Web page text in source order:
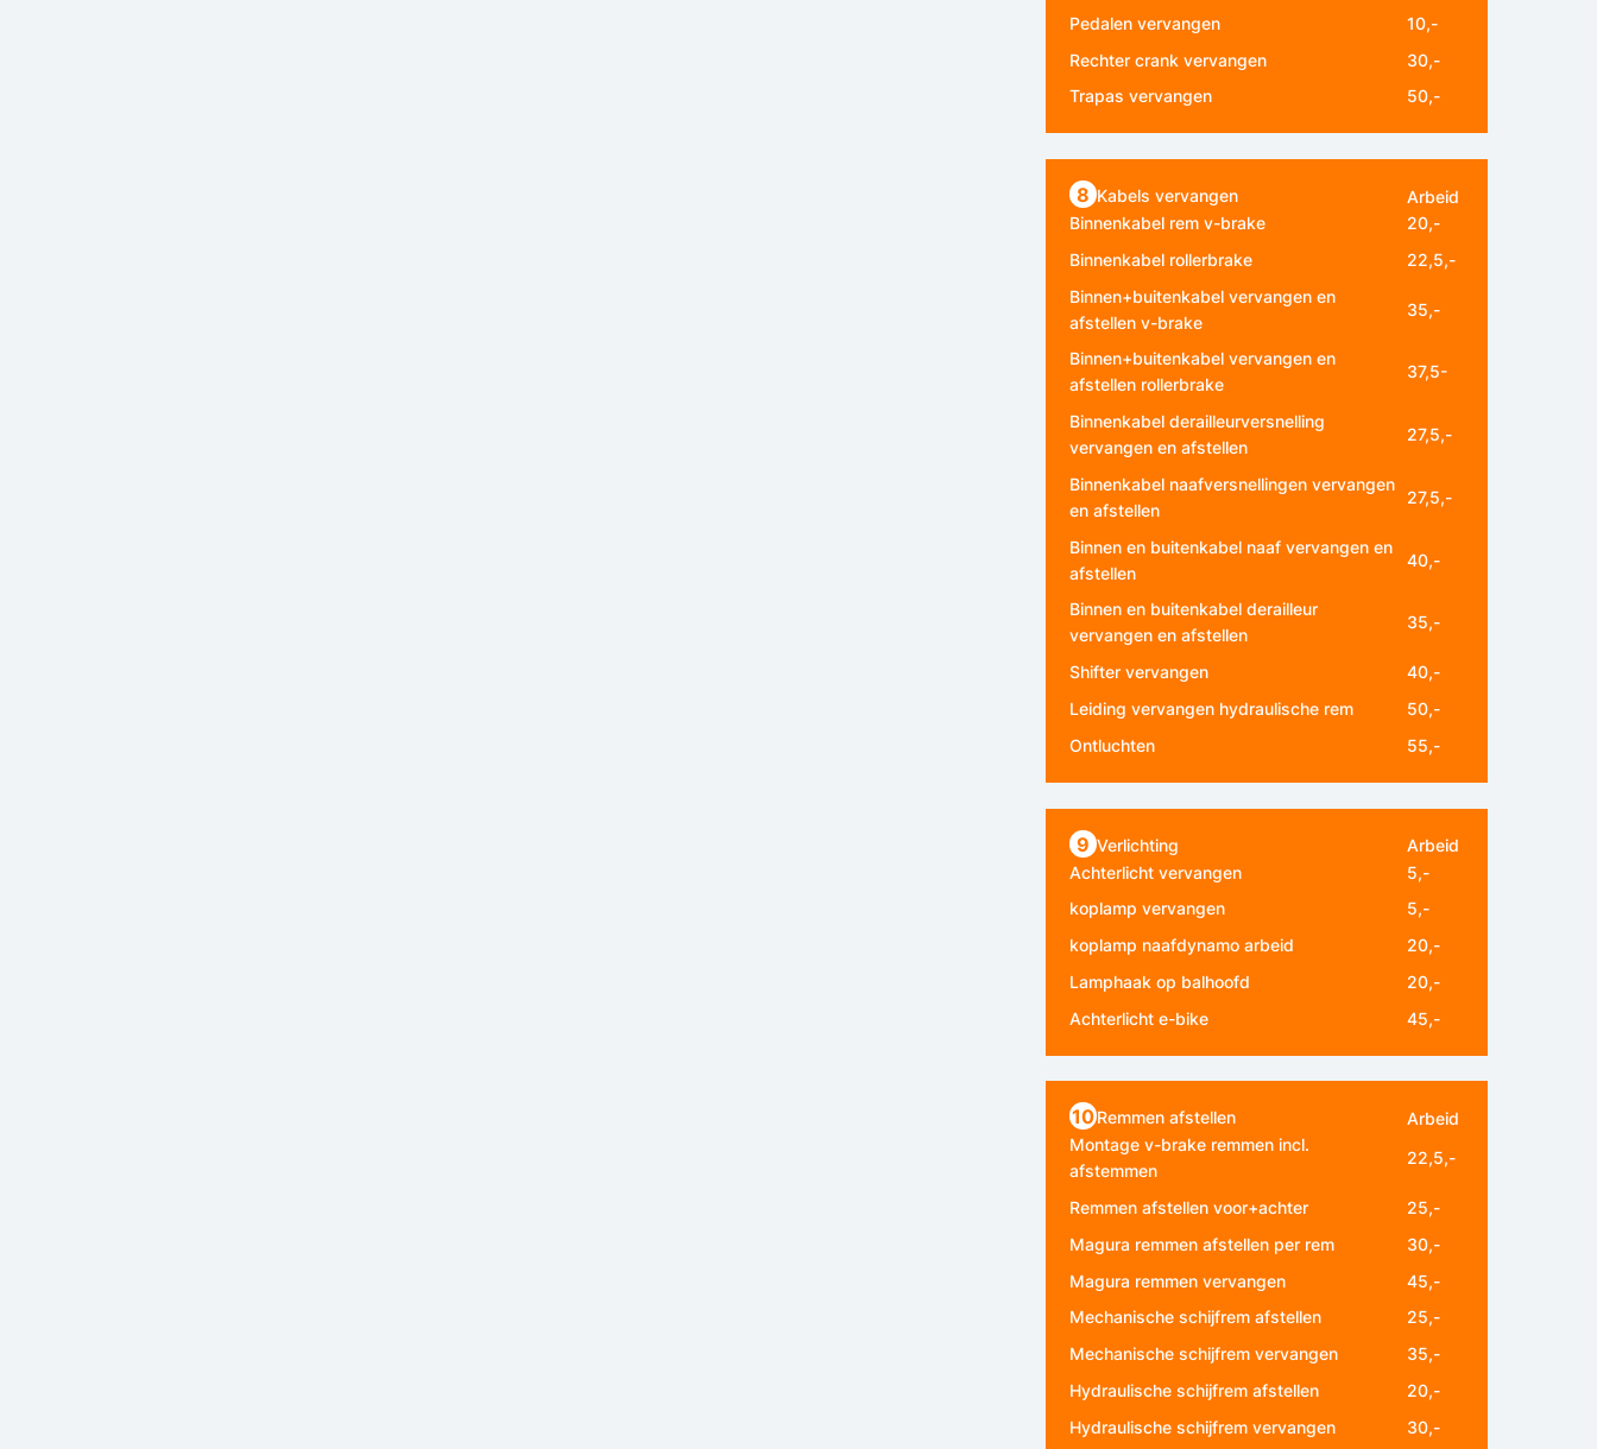
Pedalen vervangen
10,-
Rechter crank vervangen
30,-
Trapas vervangen
50,-
8 Kabels vervangen
Arbeid
Binnenkabel rem v-brake
20,-
Binnenkabel rollerbrake
22,5,-
Binnen+buitenkabel vervangen en
afstellen v-brake
35,-
Binnen+buitenkabel vervangen en
afstellen rollerbrake
37,5-
Binnenkabel derailleurversnelling
vervangen en afstellen
27,5,-
Binnenkabel naafversnellingen vervangen
en afstellen
27,5,-
Binnen en buitenkabel naaf vervangen en
afstellen
40,-
Binnen en buitenkabel derailleur
vervangen en afstellen
35,-
Shifter vervangen
40,-
Leiding vervangen hydraulische rem
50,-
Ontluchten
55,-
9 Verlichting
Arbeid
Achterlicht vervangen
5,-
koplamp vervangen
5,-
koplamp naafdynamo arbeid
20,-
Lamphaak op balhoofd
20,-
Achterlicht e-bike
45,-
10Remmen afstellen
Arbeid
Montage v-brake remmen incl.
afstemmen
22,5,-
Remmen afstellen voor+achter
25,-
Magura remmen afstellen per rem
30,-
Magura remmen vervangen
45,-
Mechanische schijfrem afstellen
25,-
Mechanische schijfrem vervangen
35,-
Hydraulische schijfrem afstellen
20,-
Hydraulische schijfrem vervangen
30,-